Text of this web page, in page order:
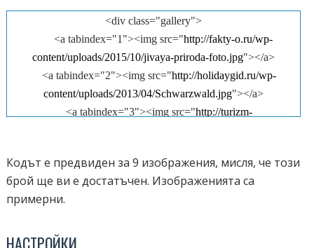
<div class="gallery">
<a tabindex="1"><img src="http://fakty-o.ru/wp-
content/uploads/2015/10/jivaya-priroda-foto.jpg"></a>
<a tabindex="2"><img src="http://holidaygid.ru/wp-
content/uploads/2013/04/Schwarzwald.jpg"></a>
<a tabindex="3"><img src="http://turizm-
<a tabindex="4"><img src="https://avatars.mds.yandex.net/get-
pdb/34158/1e0aed07-0daf-4404-a5b8-d299bbf5c8e0/s800
<a tabindex="5"><img src="
Кодът е предвиден за 9 изображения, мисля, че този
брой ще ви е достатъчен. Изображенията са
примерни.
НАСТРОЙКИ